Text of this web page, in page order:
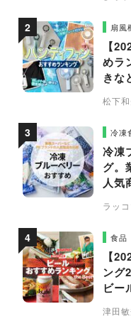
扇風
【
めラ
きな
松下
冷凍
冷凍
グ。
人気
ラッ
食品
【
ング
ビー
津田